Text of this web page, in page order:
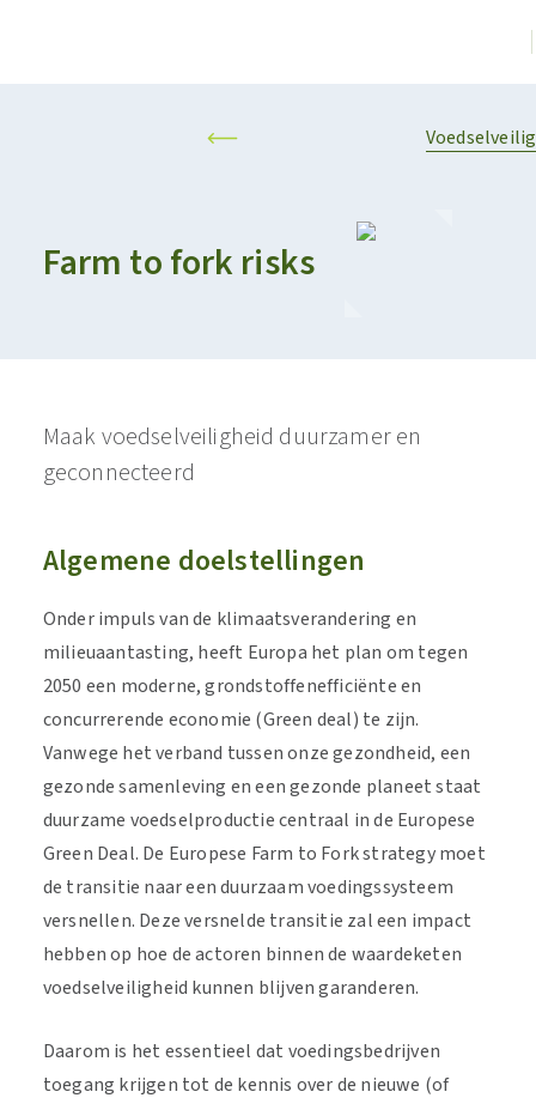
Farm to fork risks
Maak voedselveiligheid duurzamer en
geconnecteerd
Algemene doelstellingen
Onder impuls van de klimaatsverandering en
milieuaantasting, heeft Europa het plan om tegen
2050 een moderne, grondstoffenefficiënte en
concurrerende economie (Green deal) te zijn.
Vanwege het verband tussen onze gezondheid, een
gezonde samenleving en een gezonde planeet staat
duurzame voedselproductie centraal in de Europese
Green Deal. De Europese Farm to Fork strategy moet
de transitie naar een duurzaam voedingssysteem
versnellen. Deze versnelde transitie zal een impact
hebben op hoe de actoren binnen de waardeketen
voedselveiligheid kunnen blijven garanderen.
Daarom is het essentieel dat voedingsbedrijven
toegang krijgen tot de kennis over de nieuwe (of